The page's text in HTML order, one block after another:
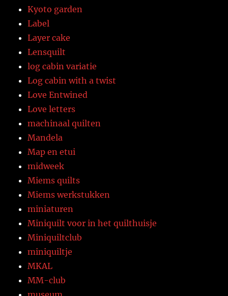
Kyoto garden
Label
Layer cake
Lensquilt
log cabin variatie
Log cabin with a twist
Love Entwined
Love letters
machinaal quilten
Mandela
Map en etui
midweek
Miems quilts
Miems werkstukken
miniaturen
Miniquilt voor in het quilthuisje
Miniquiltclub
miniquiltje
MKAL
MM-club